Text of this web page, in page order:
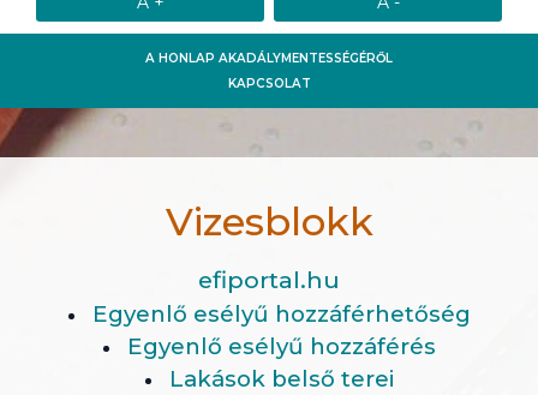
A HONLAP AKADÁLYMENTESSÉGÉRŐL
KAPCSOLAT
Vizesblokk
efiportal.hu
Egyenlő esélyű hozzáférhetőség
Egyenlő esélyű hozzáférés
Lakások belső terei